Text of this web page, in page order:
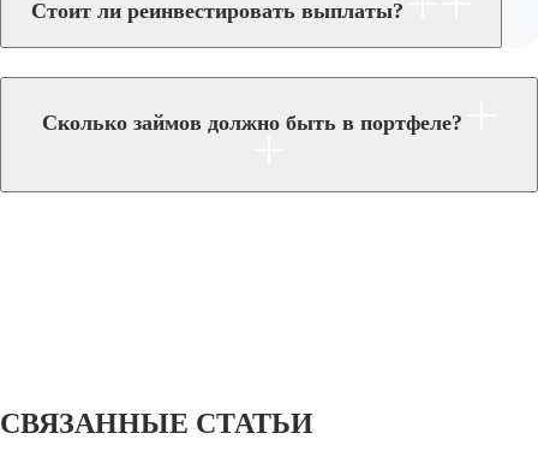
Стоит ли реинвестировать выплаты?
Сколько займов должно быть в портфеле?
СВЯЗАННЫЕ СТАТЬИ